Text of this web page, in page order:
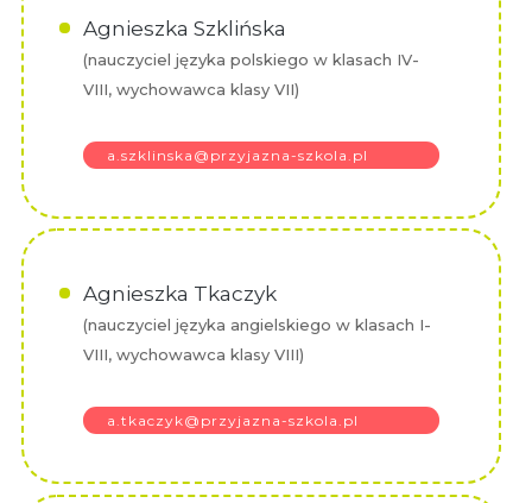
Agnieszka Szklińska
(nauczyciel języka polskiego w klasach IV-
VIII, wychowawca klasy VII)
a.szklinska@przyjazna-szkola.pl
Agnieszka Tkaczyk
(nauczyciel języka angielskiego w klasach I-
VIII, wychowawca klasy VIII)
a.tkaczyk@przyjazna-szkola.pl